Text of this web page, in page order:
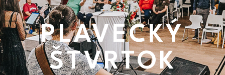
PLAVECKÝ
ŠTVRTOK